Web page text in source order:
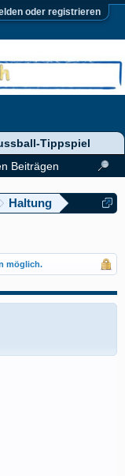
oder registrieren
Haltung
möglich.
Beiträgen
Tippspiel